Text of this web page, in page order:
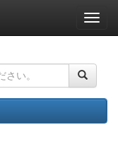
ナ
ビ
ー
ョ
ン